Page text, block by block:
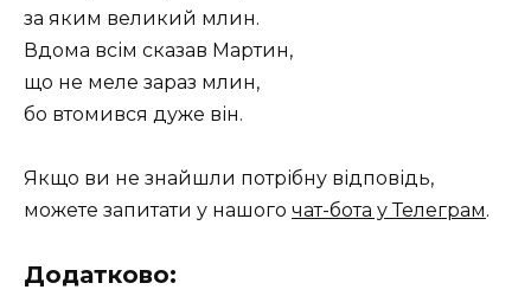
за яким великий млин.
Вдома всім сказав Мартин,
що не меле зараз млин,
бо втомився дуже він.
Якщо ви не знайшли потрібну відповідь,
можете запитати у нашого чат-бота у Телеграм.
Додатково: